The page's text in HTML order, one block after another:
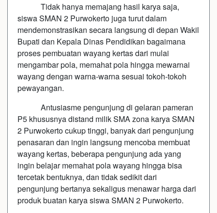
Tidak hanya memajang hasil karya saja,
siswa SMAN 2 Purwokerto juga turut dalam
mendemonstrasikan secara langsung di depan Wakil
Bupati dan Kepala Dinas Pendidikan bagaimana
proses pembuatan wayang kertas dari mulai
mengambar pola, memahat pola hingga mewarnai
wayang dengan warna-warna sesuai tokoh-tokoh
pewayangan.
Antusiasme pengunjung di gelaran pameran
P5 khususnya distand milik SMA zona karya SMAN
2 Purwokerto cukup tinggi, banyak dari pengunjung
penasaran dan ingin langsung mencoba membuat
wayang kertas, beberapa pengunjung ada yang
ingin belajar memahat pola wayang hingga bisa
tercetak bentuknya, dan tidak sedikit dari
pengunjung bertanya sekaligus menawar harga dari
produk buatan karya siswa SMAN 2 Purwokerto.